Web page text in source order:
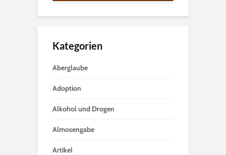
Kategorien
Aberglaube
Adoption
Alkohol und Drogen
Almosengabe
Artikel